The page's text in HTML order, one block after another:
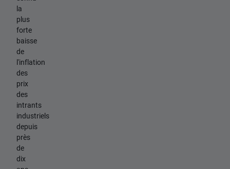
la
plus
forte
baisse
de
l'inflation
des
prix
des
intrants
industriels
depuis
près
de
dix